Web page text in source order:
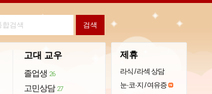
고대 교우
졸업생 26
고민상담 27
제휴
라식 / 라섹 상담
눈·코·지 / 여유증